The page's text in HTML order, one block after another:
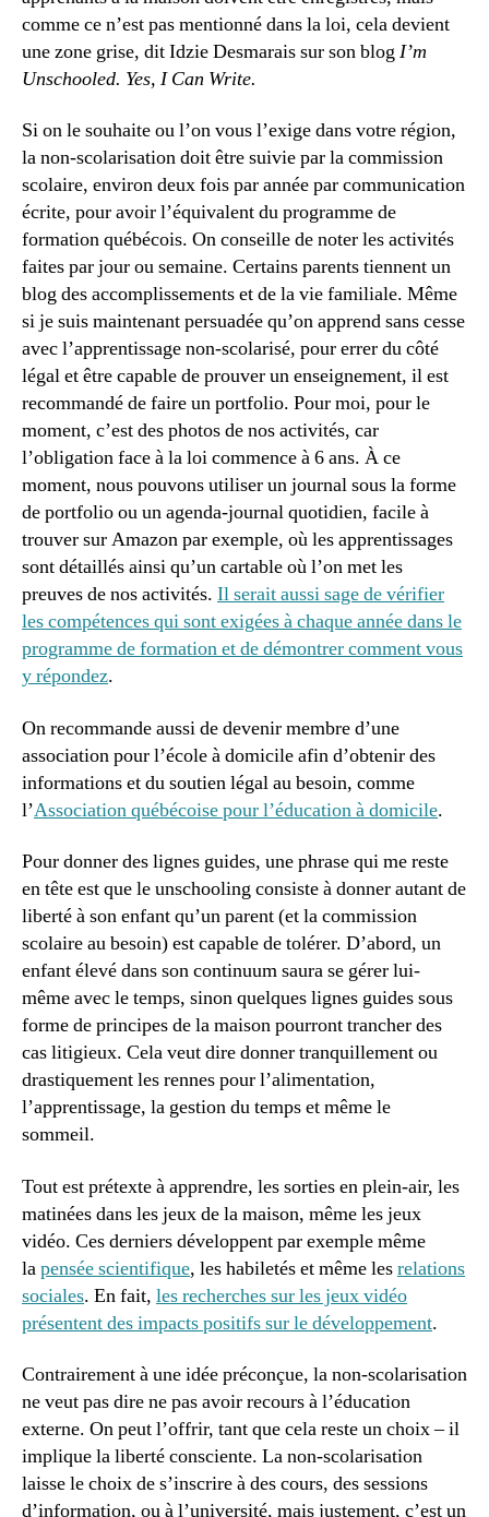
comme ce n’est pas mentionné dans la loi, cela devient
une zone grise, dit Idzie Desmarais sur son blogI’m
Unschooled. Yes, I Can Write.
Si on le souhaite ou l’on vous l’exige dans votre région,
la non-scolarisation doit être suivie par la commission
scolaire, environ deux fois par année par communication
écrite, pour avoir l’équivalent du programme de
formation québécois. On conseille de noter les activités
faites par jour ou semaine. Certains parents tiennent un
blog des accomplissements et de la vie familiale. Même
si je suis maintenant persuadée qu’on apprend sans cesse
avec l’apprentissage non-scolarisé, pour errer du côté
légal et être capable de prouver un enseignement, il est
recommandé de faire un portfolio. Pour moi, pour le
moment, c’est des photos de nos activités, car
l’obligation face à la loi commence à 6 ans. À ce
moment, nous pouvons utiliser un journal sous la forme
de portfolio ou un agenda-journal quotidien, facile à
trouver sur Amazon par exemple, où les apprentissages
sont détaillés ainsi qu’un cartable où l’on met les
preuves de nos activités. Il serait aussi sage de vérifier
les compétences qui sont exigées à chaque année dans le
programme de formation et de démontrer comment vous
y répondez.
On recommande aussi de devenir membre d’une
association pour l’école à domicile afin d’obtenir des
informations et du soutien légal au besoin, comme
l’Association québécoise pour l’éducation à domicile.
Pour donner des lignes guides, une phrase qui me reste
en tête est que le unschooling consiste à donner autant de
liberté à son enfant qu’un parent (et la commission
scolaire au besoin) est capable de tolérer. D’abord, un
enfant élevé dans son continuum saura se gérer lui-
même avec le temps, sinon quelques lignes guides sous
forme de principes de la maison pourront trancher des
cas litigieux. Cela veut dire donner tranquillement ou
drastiquement les rennes pour l’alimentation,
l’apprentissage, la gestion du temps et même le
sommeil.
Tout est prétexte à apprendre, les sorties en plein-air, les
matinées dans les jeux de la maison, même les jeux
vidéo. Ces derniers développent par exemple même
lapensée scientifique, les habiletés et même lesrelations
sociales. En fait, les recherches sur les jeux vidéo
présentent des impacts positifs sur le développement.
Contrairement à une idée préconçue, la non-scolarisation
ne veut pas dire ne pas avoir recours à l’éducation
externe. On peut l’offrir, tant que cela reste un choix – il
implique la liberté consciente. La non-scolarisation
laisse le choix de s’inscrire à des cours, des sessions
d’information, ou à l’université, mais justement, c’est un